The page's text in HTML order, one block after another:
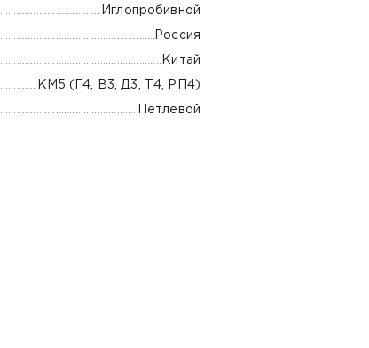
Иглопробивной
Россия
Китай
КМ5 (Г4, В3, Д3, Т4, РП4)
Петлевой